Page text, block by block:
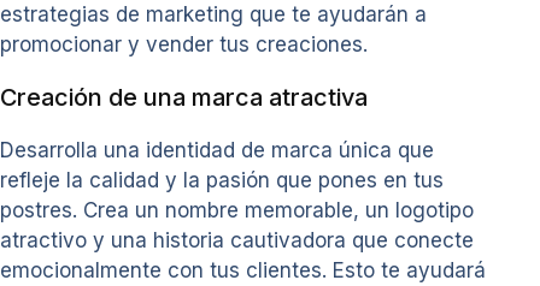
estrategias de marketing que te ayudarán a
promocionar y vender tus creaciones.
Creación de una marca atractiva
Desarrolla una identidad de marca única que
refleje la calidad y la pasión que pones en tus
postres. Crea un nombre memorable, un logotipo
atractivo y una historia cautivadora que conecte
emocionalmente con tus clientes. Esto te ayudará